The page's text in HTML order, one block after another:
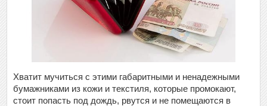
Хватит мучиться с этими габаритными и ненадежными
бумажниками из кожи и текстиля, которые промокают,
стоит попасть под дождь, рвутся и не помещаются в